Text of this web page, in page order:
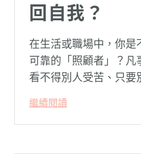
回自我？
在生活或職場中，你是
可靠的「照顧者」？凡
看不得別人受苦、只要
常在夜深人靜時讓你感
虛。
繼續閱讀